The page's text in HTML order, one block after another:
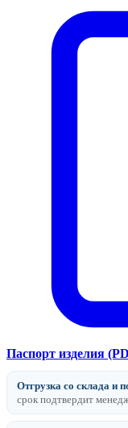
Паспорт изделия
Отгрузка со склада и
срок подтвердит